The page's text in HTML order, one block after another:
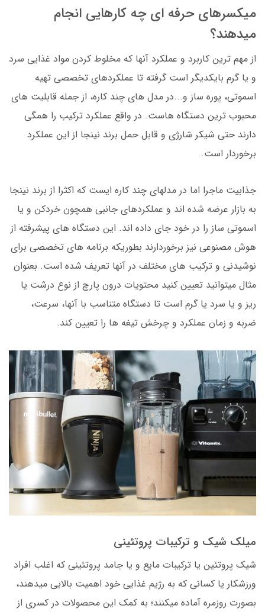
میکسرهای حرفه ای چه کارهایی انجام
میدهند؟
از مهم ترین کاربرد و عملکرد آنها که مخلوط کردن مواد غذایی سرد
و یا گرم بایکدیگر است گرفته تا عملکردهای تخصصی تهیه
اسموتی، پوره ساز و...در مدل های چند کاره، از جمله قابلیت های
محبوب ترین دستگاه هاست. در واقع عملکرد ترکیب را همگی
دارند حتی شیکر شارژی و قابل حمل برند نینجا از این عملکرد
برخوردار است.
جذابیت ماجرا اما در مدلهای چند کاره ایست که اکثرا از برند نینجا
به بازار عرضه شده اند و عملکردهای جانبی همچون خردکن و یا
اسموتی ساز را در خود جای داده اند. این دستگاه های پیشرفته از
هوش مصنوعی نیز برخوردارند بطوریکه برنامه های تخصصی برای
نوشیدنی و ترکیب های مختلف در آنها تعریف شده است. بعنوان
مثال میتوانید تعیین کنید محتویات درون پارچ از نوع درشت یا
ریز و یا سرد یا گرم است تا دستگاه متناسب با آنها، سرعت،
ضربه و زمان عملکرد و چرخش تیغه ها را تعیین کند.
میلک شیک و ترکیبات پروتئینی
شیک پروتئین یا ترکیبات مایع و یا جامد پروتئینی که اغلب افراد
ورزشکار یا کسانی که به رژیم غذایی خود اهمیت بالایی میدهند،
بصورت روزمره آماده میکنند؛ به کمک این محصولات در کسری از